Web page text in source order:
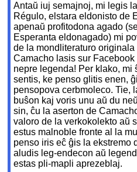
Antaŭ iuj semajnoj, mi legis
Régulo, elstara eldonisto de
apenaŭ profitodona agado
Esperanta eldonagado) mi
de la mondliteraturo
Camacho lasis sur
nepre legenda! Per klako, mi
sentis, ke penso glitis enen,
pensopova cerbmoleco. Tie,
buŝon kaj voris unu aŭ du
sin, ĉu la aserton de
valoro de la verkokolekto aŭ
estus malnoble fronte al la
penso iris eĉ ĝis la ekstremo
aludis leg-endecon aŭ
estas pli-mapli aprezeblaj.